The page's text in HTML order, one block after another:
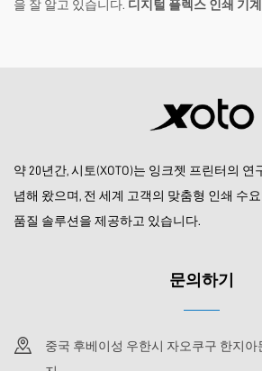
을 잘 알고 있습니다. 디지털 플렉스 인쇄 기계
약 20년간, 시토(XOTO)는 잉크젯 프린터의 연
념해 왔으며, 전 세계 고객의 맞춤형 인쇄 수
품질 솔루션을 제공하고 있습니다.
문의하기
중국 후베이성 우한시 자오쿠구 한지아